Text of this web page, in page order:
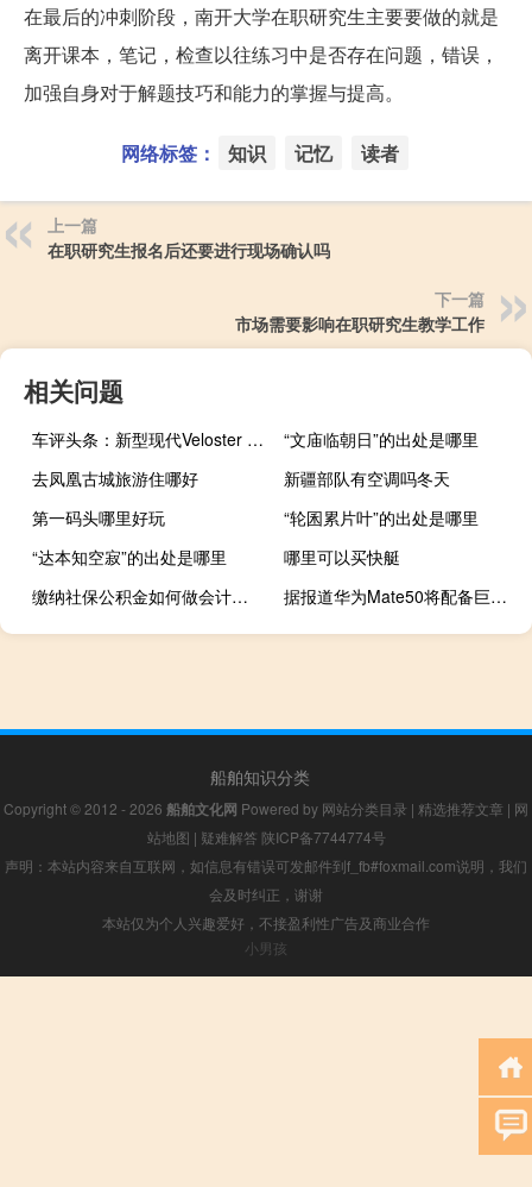
在最后的冲刺阶段，南开大学在职研究生主要要做的就是
离开课本，笔记，检查以往练习中是否存在问题，错误，
加强自身对于解题技巧和能力的掌握与提高。
网络标签： 知识 记忆 读者
上一篇
在职研究生报名后还要进行现场确认吗
下一篇
市场需要影响在职研究生教学工作
相关问题
车评头条：新型现代Veloster SR Turbo提供特殊的哑光和变色龙漆
“文庙临朝日”的出处是哪里
去凤凰古城旅游住哪好
新疆部队有空调吗冬天
第一码头哪里好玩
“轮囷累片叶”的出处是哪里
“达本知空寂”的出处是哪里
哪里可以买快艇
缴纳社保公积金如何做会计分录
据报道华为Mate50将配备巨型7000mAh电池和新的摄像头设置
船舶知识分类
Copyright © 2012 - 2026 船舶文化网 Powered by 网站分类目录 | 精选推荐文章 | 网
站地图 | 疑难解答 陕ICP备7744774号
声明：本站内容来自互联网，如信息有错误可发邮件到f_fb#foxmail.com说明，我们
会及时纠正，谢谢
本站仅为个人兴趣爱好，不接盈利性广告及商业合作
小男孩